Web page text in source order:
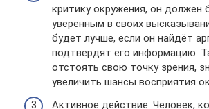
критику окружения, он
уверенным в своих
будет лучше, если он найдёт
подтвердят его информацию.
отстоять свою точку зрения,
увеличить шансы восприятия
Активное действие. Человек,